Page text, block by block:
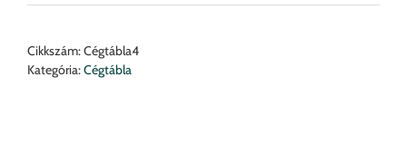
Cikkszám:Cégtábla4
Kategória:Cégtábla